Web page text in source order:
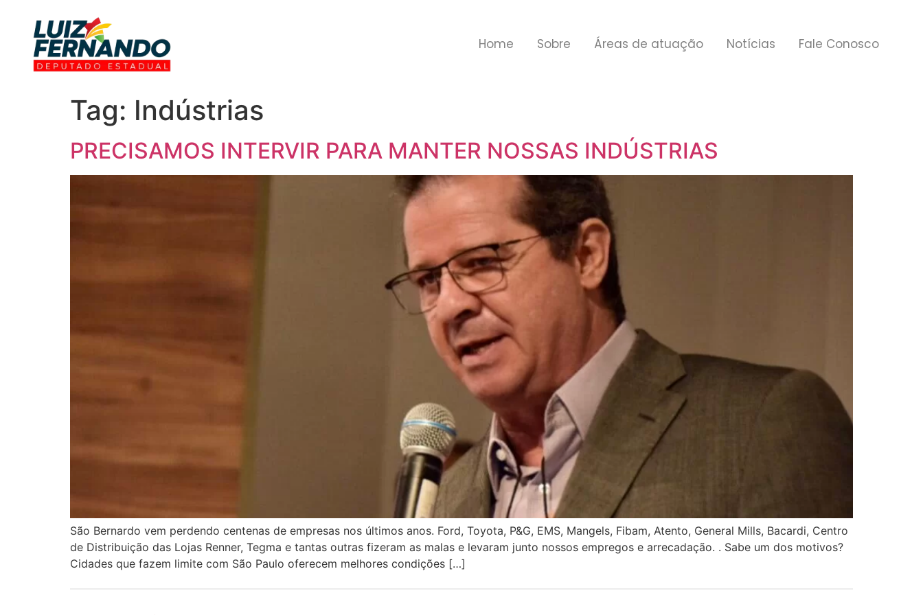
Home Sobre Áreas de atuação Notícias Fale Conosco
Tag: Indústrias
PRECISAMOS INTERVIR PARA MANTER NOSSAS INDÚSTRIAS
São Bernardo vem perdendo centenas de empresas nos últimos anos. Ford, Toyota, P&G, EMS, Mangels, Fibam, Atento, General Mills, Bacardi, Centro
de Distribuição das Lojas Renner, Tegma e tantas outras fizeram as malas e levaram junto nossos empregos e arrecadação. . Sabe um dos motivos?
Cidades que fazem limite com São Paulo oferecem melhores condições […]